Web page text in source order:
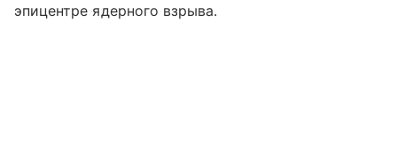
эпицентре ядерного взрыва.